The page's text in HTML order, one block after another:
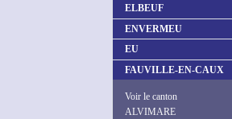
ELBEUF
ENVERMEU
EU
FAUVILLE-EN-CAUX
Voir le canton
ALVIMARE